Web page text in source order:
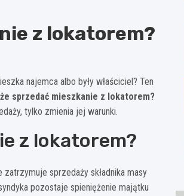
z lokatorem?
najemca albo były właściciel? Ten
sprzedać mieszkanie z lokatorem?
tylko zmienia jej warunki.
z lokatorem?
sprzedaży składnika masy
pozostaje spieniężenie majątku